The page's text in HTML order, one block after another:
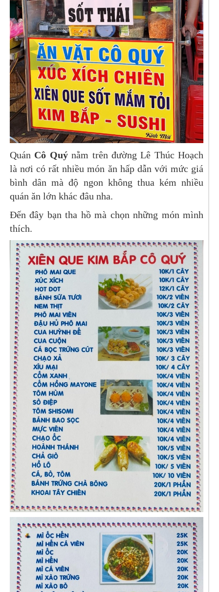
Quán Cô Quýnằm trên đường Lê Thúc Hoạch
là nơi có rất nhiều món ăn hấp dẫn với mức giá
bình dân mà độ ngon không thua kém nhiều
quán ăn lớn khác đâu nha.
Đến đây bạn tha hồ mà chọn những món mình
thích.